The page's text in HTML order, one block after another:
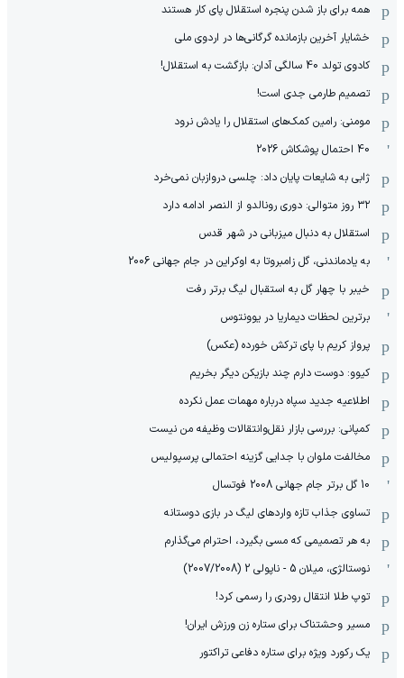
همه برای باز شدن پنجره استقلال پای کار هستند
خشایار آخرین بازمانده گرگانی‌ها در اردوی ملی
کادوی تولد 40 سالگی آدان: بازگشت به استقلال!
تصمیم طارمی جدی است!
مومنی: رامین کمک‌های استقلال را یادش نرود
40 احتمال پوشکاش 2026
ژابی به شایعات پایان داد: چلسی دروازبان نمی‌خرد
۳۲ روز متوالی: دوری رونالدو از النصر ادامه دارد
استقلال به دنبال میزبانی در شهر قدس
به یادماندنی، گل زامبروتا به اوکراین در جام جهانی 2006
خیبر با چهار گل به استقبال لیگ برتر رفت
برترین لحظات دیماریا در یوونتوس
پرواز کریم با پای ترکش خورده (عکس)
کیوو: دوست دارم چند بازیکن دیگر بخریم
اطلاعیه جدید سپاه درباره مهمات عمل نکرده
کمپانی: بررسی بازار نقل‌وانتقالات وظیفه من نیست
مخالفت ملوان با جدایی گزینه احتمالی پرسپولیس
10 گل برتر جام جهانی 2008 فوتسال
تساوی جذاب تازه واردهای لیگ در بازی دوستانه
به هر تصمیمی که مسی بگیرد، احترام می‌گذارم
نوستالژی، میلان 5 - ناپولی 2 (2007/2008)
توپ طلا انتقال رودری را رسمی کرد!
مسیر وحشتناک برای ستاره زن ورزش ایران!
یک رکورد ویژه برای ستاره دفاعی تراکتور